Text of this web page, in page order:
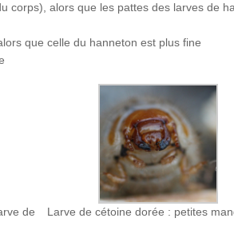
corps), alors que les pattes des larves de
que celle du hanneton est plus fine
de
Larve de cétoine dorée : petites